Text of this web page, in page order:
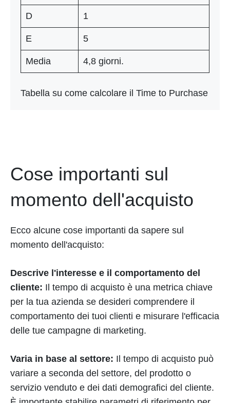
D 1
E 5
Media 4,8 giorni.
Tabella su come calcolare il Time to Purchase
Cose importanti sul
momento dell'acquisto
Ecco alcune cose importanti da sapere sul
momento dell'acquisto:
Descrive l'interesse e il comportamento del
cliente: Il tempo di acquisto è una metrica chiave
per la tua azienda se desideri comprendere il
comportamento dei tuoi clienti e misurare l'efficacia
delle tue campagne di marketing.
Varia in base al settore: Il tempo di acquisto può
variare a seconda del settore, del prodotto o
servizio venduto e dei dati demografici del cliente.